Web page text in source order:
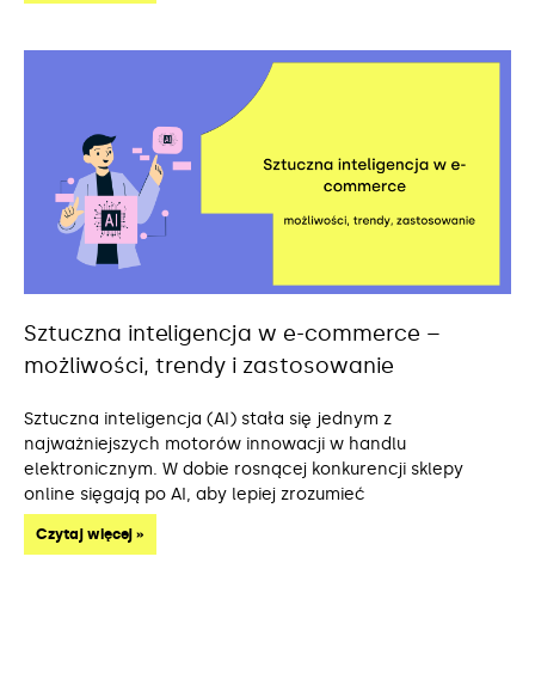
Sztuczna inteligencja w e-commerce –
możliwości, trendy i zastosowanie
Sztuczna inteligencja (AI) stała się jednym z
najważniejszych motorów innowacji w handlu
elektronicznym. W dobie rosnącej konkurencji sklepy
online sięgają po AI, aby lepiej zrozumieć
Czytaj więcej »